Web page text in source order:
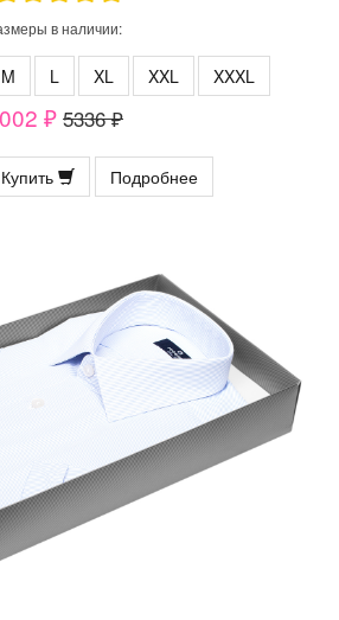
в наличии:
M L XL XXL XXXL
₽ 5336 ₽
Купить Подробнее